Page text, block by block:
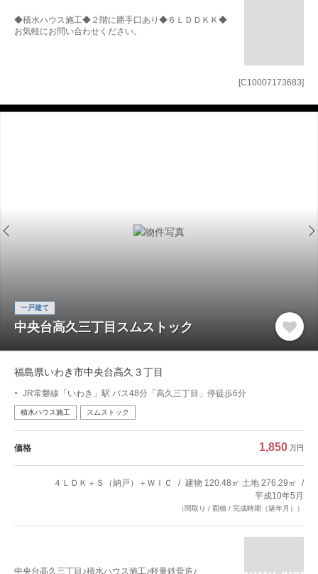
[C10007173683]
◆積水ハウス施工◆２階に勝手口あり◆６ＬＤＤＫＫ◆
お気軽にお問い合わせください。
一戸建て
中央台高久三丁目スムストック
福島県いわき市中央台高久３丁目
JR常磐線「いわき」駅 バス48分「高久三丁目」停徒歩6分
積水ハウス施工 スムストック
価格 1,850 万円
４ＬＤＫ＋Ｓ（納戸）＋ＷＩＣ
建物 120.48㎡ 土地 276.29㎡
平成10年5月
（間取り / 面積 / 完成時期（築年月））
中央台高久三丁目♪積水ハウス施工♪軽量鉄骨造♪